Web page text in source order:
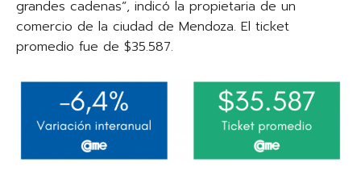
grandes cadenas”, indicó la propietaria de un
comercio de la ciudad de Mendoza. El ticket
promedio fue de $35.587.